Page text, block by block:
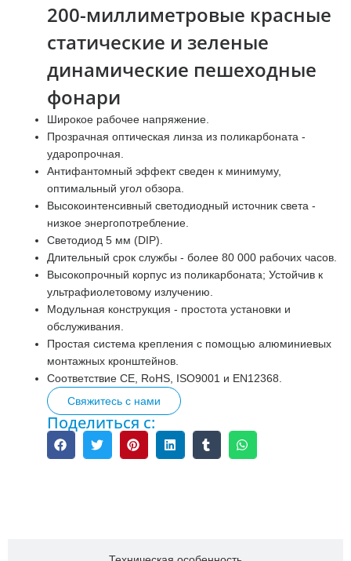
200-миллиметровые красные
статические и зеленые
динамические пешеходные
фонари
Широкое рабочее напряжение.
Прозрачная оптическая линза из поликарбоната -
ударопрочная.
Антифантомный эффект сведен к минимуму,
оптимальный угол обзора.
Высокоинтенсивный светодиодный источник света -
низкое энергопотребление.
Светодиод 5 мм (DIP).
Длительный срок службы - более 80 000 рабочих часов.
Высокопрочный корпус из поликарбоната; Устойчив к
ультрафиолетовому излучению.
Модульная конструкция - простота установки и
обслуживания.
Простая система крепления с помощью алюминиевых
монтажных кронштейнов.
Соответствие CE, RoHS, ISO9001 и EN12368.
Свяжитесь с нами
Поделиться с: